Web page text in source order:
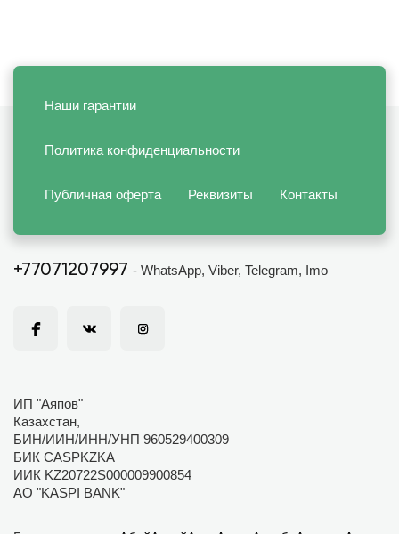
Наши гарантии
Политика конфиденциальности
Публичная оферта Реквизиты Контакты
+77071207997 - WhatsApp, Viber, Telegram, Imo
ИП "Аяпов"
Казахстан,
БИН/ИИН/ИНН/УНП 960529400309
БИК CASPKZKA
ИИК KZ20722S000009900854
АО "KASPI BANK"